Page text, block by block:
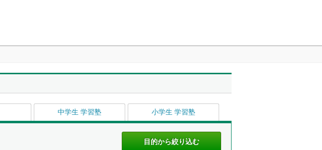
中学生 学習塾 小学生 学習塾